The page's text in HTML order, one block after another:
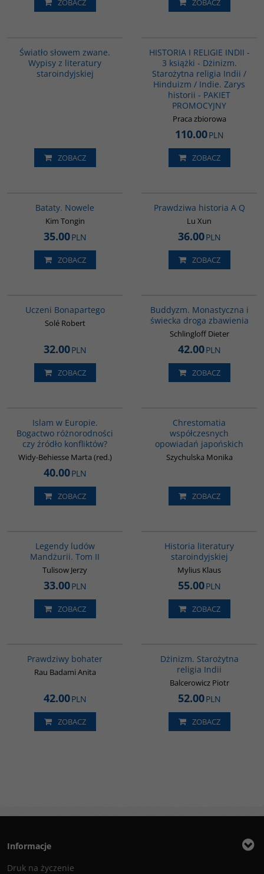
Światło słowem zwane.
Wypisy z literatury
staroindyjskiej
ZOBACZ
HISTORIA I RELIGIE INDII -
3 książki - Dżinizm.
Starożytna religia Indii /
Hinduizm / Indie. Zarys
historii - PAKIET
PROMOCYJNY
Praca zbiorowa
110.00PLN
ZOBACZ
Bataty. Nowele
Kim Tongin
35.00PLN
ZOBACZ
Prawdziwa historia A Q
Lu Xun
36.00PLN
ZOBACZ
Uczeni Bonapartego
Solé Robert
32.00PLN
ZOBACZ
Buddyzm. Monastyczna i
świecka droga zbawienia
Schlingloff Dieter
42.00PLN
ZOBACZ
Islam w Europie.
Bogactwo różnorodności
czy źródło konfliktów?
Widy-Behiesse Marta (red.)
40.00PLN
ZOBACZ
Chrestomatia
współczesnych
opowiadań japońskich
Szychulska Monika
ZOBACZ
Legendy ludów
Mandżurii. Tom II
Tulisow Jerzy
33.00PLN
ZOBACZ
Historia literatury
staroindyjskiej
Mylius Klaus
55.00PLN
ZOBACZ
Prawdziwy bohater
Rau Badami Anita
42.00PLN
ZOBACZ
Dżinizm. Starożytna
religia Indii
Balcerowicz Piotr
52.00PLN
ZOBACZ
Informacje
Druk na życzenie